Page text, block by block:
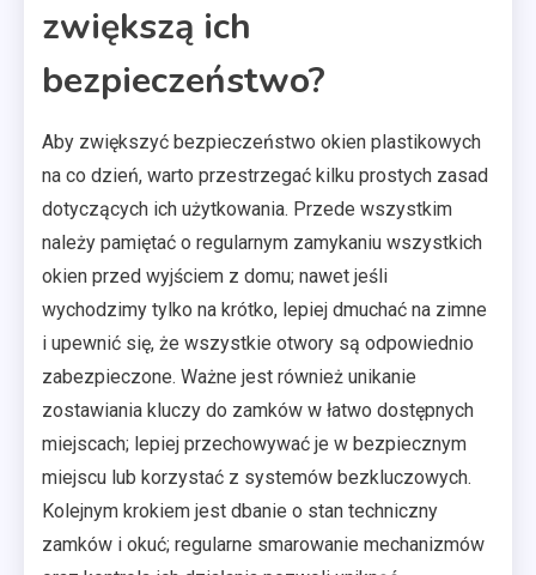
zwiększą ich
bezpieczeństwo?
Aby zwiększyć bezpieczeństwo okien plastikowych
na co dzień, warto przestrzegać kilku prostych zasad
dotyczących ich użytkowania. Przede wszystkim
należy pamiętać o regularnym zamykaniu wszystkich
okien przed wyjściem z domu; nawet jeśli
wychodzimy tylko na krótko, lepiej dmuchać na zimne
i upewnić się, że wszystkie otwory są odpowiednio
zabezpieczone. Ważne jest również unikanie
zostawiania kluczy do zamków w łatwo dostępnych
miejscach; lepiej przechowywać je w bezpiecznym
miejscu lub korzystać z systemów bezkluczowych.
Kolejnym krokiem jest dbanie o stan techniczny
zamków i okuć; regularne smarowanie mechanizmów